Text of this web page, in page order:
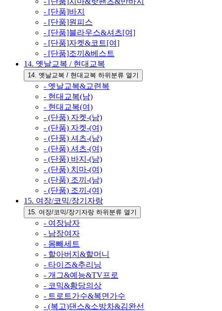
- [단품]바지
- [단품]원피스
- [단품]블라우스&셔츠[여]
- [단품]자켓&코트[여]
- [단품]조끼&베스트
14. 옛날교복 / 현대교복
14. 옛날교복 / 현대교복 하위분류 열기
- 옛날교복&교련복
- 현대교복(남)
- 현대교복(여)
- (단품) 자켓-(남)
- (단품) 자켓-(여)
- (단품) 셔츠-(남)
- (단품) 셔츠-(여)
- (단품) 바지-(남)
- (단품) 치마-(여)
- (단품) 조끼-(남)
- (단품) 조끼-(여)
15. 여장/코믹/장기자랑
15. 여장/코믹/장기자랑 하위분류 열기
- 여장남자
- 남장여자
- 몸빼세트
- 할아버지&할머니
- 타이즈&추리닝
- 개그&예능&TV프로
- 코믹&황당의상
- 트로트가수&복면가수
- (복고)댄스&소방차&김완선